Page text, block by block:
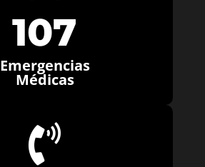
107
Emergencias
Médicas
